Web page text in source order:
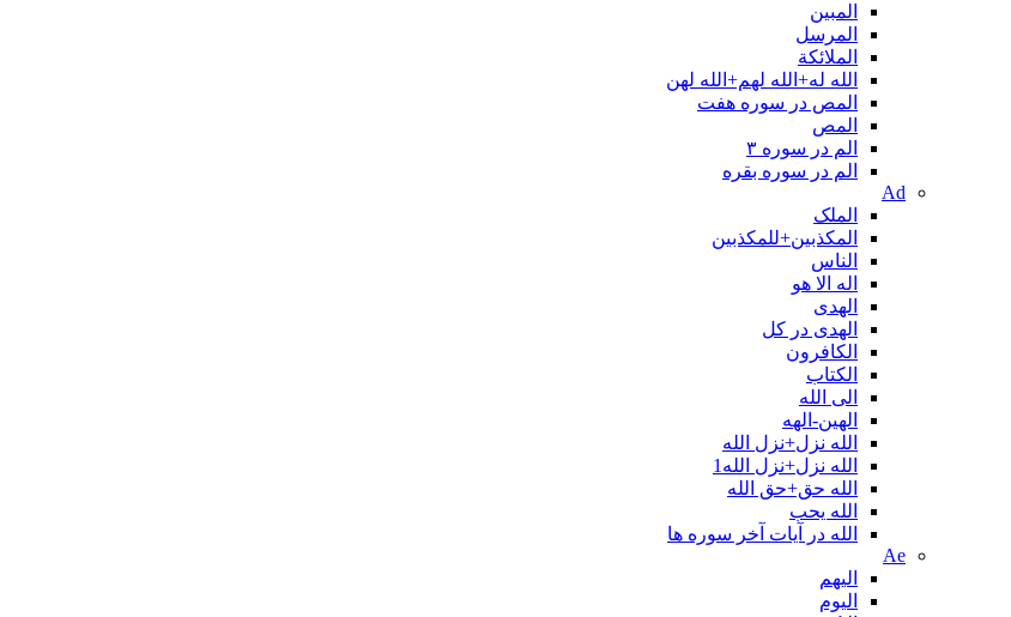
المبین
المرسل
الملائكة
الله له+الله لهم+الله لهن
المص در سوره هفت
المص
الم در سوره ۳
الم در سوره بقره
Ad
الملک
المکذبین+للمکذبین
الناس
اله الا هو
الهدی
الهدی در کل
الکافرون
الکتاب
الی الله
الهین-الهه
الله نزل+نزل الله
الله نزل+نزل الله1
الله حق+حق الله
الله یحب
الله در آیات آخر سوره ها
Ae
الیهم
الیوم